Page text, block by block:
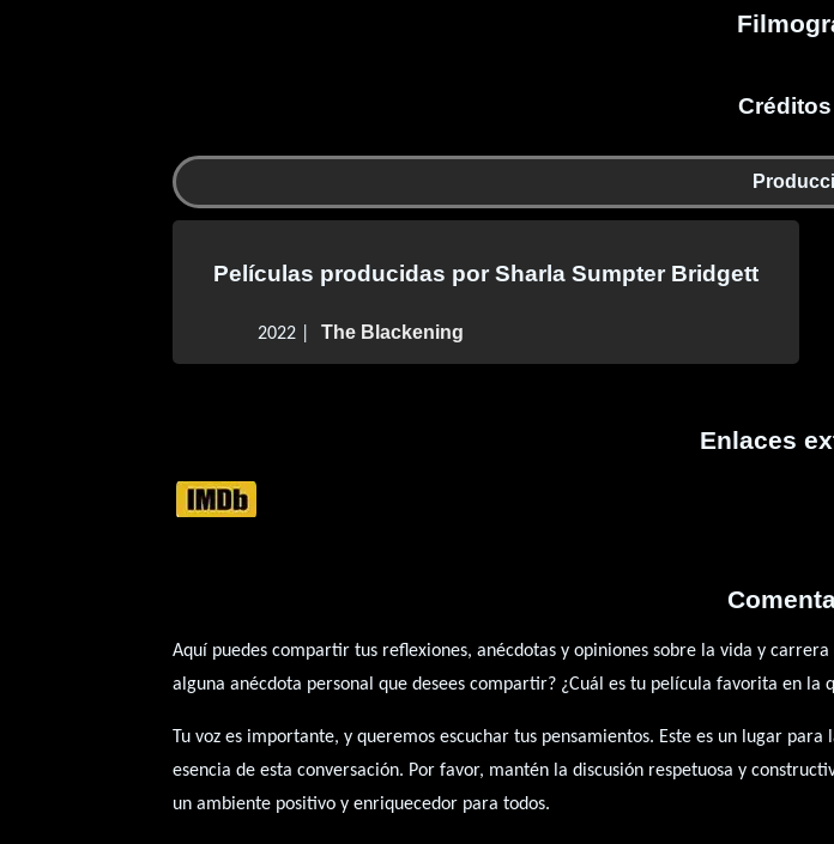
Películas producidas por Sharla Sumpter Bridgett
2022 | The Blackening
Enlaces
Aquí puedes compartir tus reflexiones, anécdotas y opiniones sobre la vida y
alguna anécdota personal que desees compartir? ¿Cuál es tu película favorita en la
Tu voz es importante, y queremos escuchar tus pensamientos. Este es un lugar
esencia de esta conversación. Por favor, mantén la discusión respetuosa y
un ambiente positivo y enriquecedor para todos.